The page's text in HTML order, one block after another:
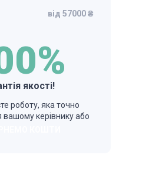
від 57000 ₴
якості!
роботу, яка точно
вашому керівнику або